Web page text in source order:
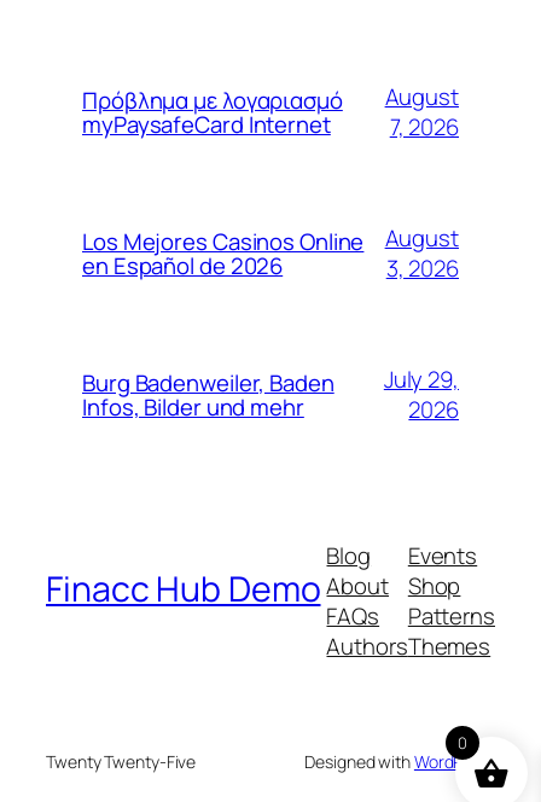
Πρόβλημα με λογαριασμό
myPaysafeCard Internet
August
7, 2026
Los Mejores Casinos Online
en Español de 2026
August
3, 2026
Burg Badenweiler, Baden
Infos, Bilder und mehr
July 29,
2026
Finacc Hub Demo
Blog
About
FAQs
Authors
Events
Shop
Patterns
Themes
Twenty Twenty-Five Designed withWordPress
0